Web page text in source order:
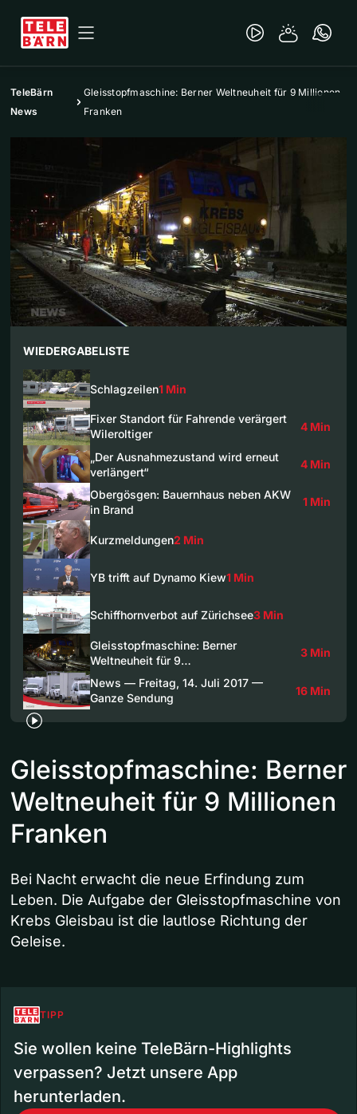
TeleBärn
News
Gleisstopfmaschine: Berner Weltneuheit für 9 Millionen
Franken
WIEDERGABELISTE
Schlagzeilen1 Min
Fixer Standort für Fahrende verärgert
Wileroltiger
4 Min
„Der Ausnahmezustand wird erneut
verlängert“
4 Min
Obergösgen: Bauernhaus neben AKW
in Brand
1 Min
Kurzmeldungen2 Min
YB trifft auf Dynamo Kiew1 Min
Schiffhornverbot auf Zürichsee3 Min
Gleisstopfmaschine: Berner
Weltneuheit für 9…
3 Min
News — Freitag, 14. Juli 2017 —
Ganze Sendung
16 Min
Gleisstopfmaschine: Berner
Weltneuheit für 9 Millionen
Franken
Bei Nacht erwacht die neue Erfindung zum
Leben. Die Aufgabe der Gleisstopfmaschine von
Krebs Gleisbau ist die lautlose Richtung der
Geleise.
TIPP
Sie wollen keine TeleBärn-Highlights
verpassen? Jetzt unsere App
herunterladen.